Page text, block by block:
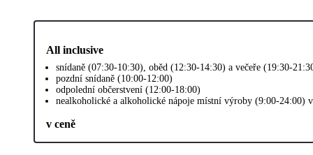
All inclusive
snídaně (07:30-10:30), oběd (12:30-14:30) a večeře (19:30-
pozdní snídaně (10:00-12:00)
odpolední občerstvení (12:00-18:00)
nealkoholické a alkoholické nápoje místní výroby (9:00-24:00) v
v ceně